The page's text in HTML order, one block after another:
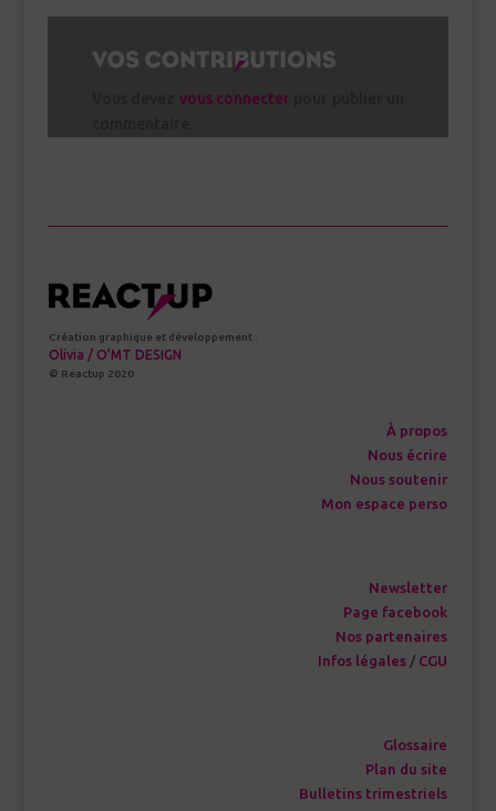
vous connecter
Création graphique et développement :
Olivia / O’MT DESIGN
© Reactup 2020
À propos
Nous écrire
Nous soutenir
Mon espace perso
Newsletter
Page facebook
Nos partenaires
Infos légales / CGU
Glossaire
Plan du site
Bulletins trimestriels